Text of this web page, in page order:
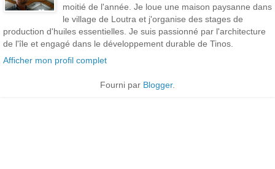
moitié de l'année. Je loue une maison paysanne dans
le village de Loutra et j'organise des stages de
production d'huiles essentielles. Je suis passionné par l'architecture
de l'île et engagé dans le développement durable de Tinos.
Afficher mon profil complet
Fourni par Blogger.